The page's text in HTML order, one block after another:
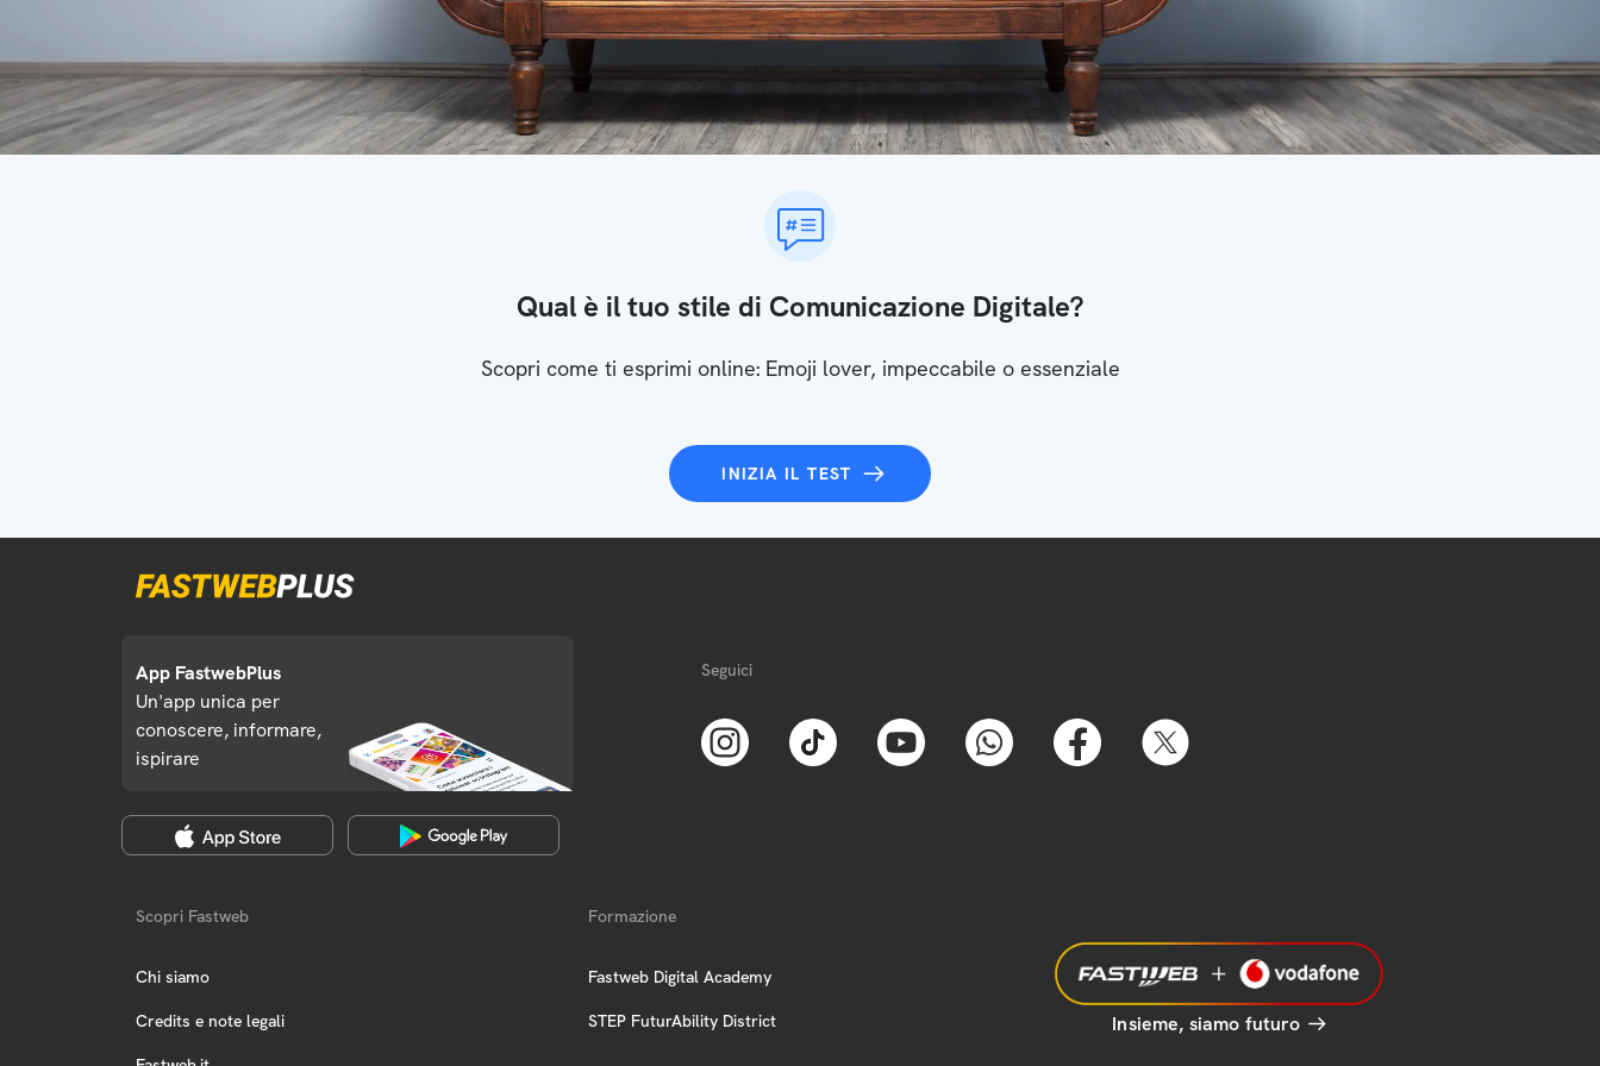
Qual è il tuo stile di Comunicazione Digitale?
Scopri come ti esprimi online: Emoji lover, impeccabile o essenziale
INIZIA IL TEST
App FastwebPlus
Un'app unica per
conoscere, informare,
ispirare
Seguici
Scopri Fastweb
Chi siamo
Credits e note legali
Formazione
Fastweb Digital Academy
STEP FuturAbility District Insieme, siamo futuro